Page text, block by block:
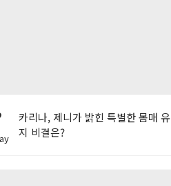
카리나, 제니가 밝힌 특별한 몸매 유
지 비결은?